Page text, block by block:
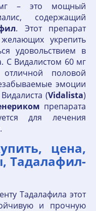
– это мощный
содержащий
. Этот препарат
укрепить
удовольствием в
С Видалистом 60 мг
половой
эмоции
(Vidalista)
препарата
для лечения
цена,
Тадалафил-
Тадалафила этот
и прочную